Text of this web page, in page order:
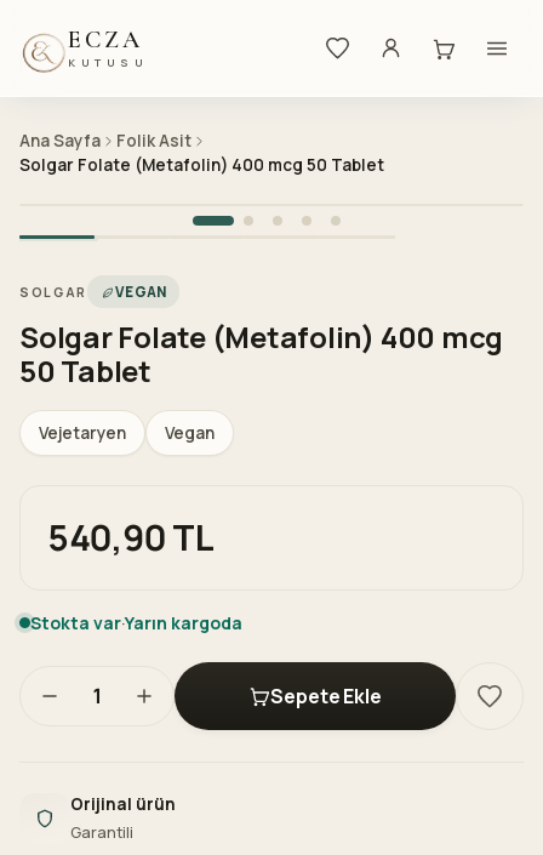
ECZA
KUTUSU
Ana Sayfa
Folik Asit
Solgar Folate (Metafolin) 400 mcg 50 Tablet
SOLGAR VEGAN
Solgar Folate (Metafolin) 400 mcg
50 Tablet
Vejetaryen Vegan
540,90 TL
Stokta var·Yarın kargoda
1 Sepete Ekle
Orijinal ürün
Garantili